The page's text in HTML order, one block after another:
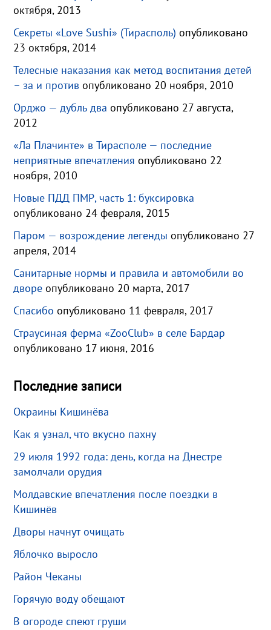
октября, 2013
Секреты «Love Sushi» (Тирасполь) опубликовано
23 октября, 2014
Телесные наказания как метод воспитания детей
– за и против опубликовано 20 ноября, 2010
Орджо — дубль два опубликовано 27 августа,
2012
«Ла Плачинте» в Тирасполе — последние
неприятные впечатления опубликовано 22
ноября, 2010
Новые ПДД ПМР, часть 1: буксировка
опубликовано 24 февраля, 2015
Паром — возрождение легенды опубликовано 27
апреля, 2014
Санитарные нормы и правила и автомобили во
дворе опубликовано 20 марта, 2017
Спасибо опубликовано 11 февраля, 2017
Страусиная ферма «ZooClub» в селе Бардар
опубликовано 17 июня, 2016
Последние записи
Окраины Кишинёва
Как я узнал, что вкусно пахну
29 июля 1992 года: день, когда на Днестре
замолчали орудия
Молдавские впечатления после поездки в
Кишинёв
Дворы начнут очищать
Яблочко выросло
Район Чеканы
Горячую воду обещают
В огороде спеют груши